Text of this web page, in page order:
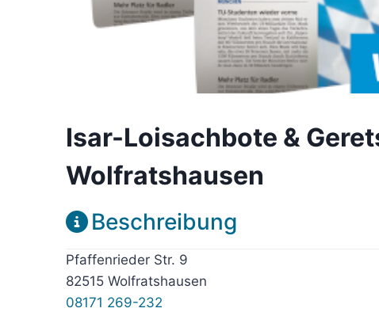
Isar-Loisachbote &
Wolfratshausen
Beschreibung
Pfaffenrieder Str. 9
82515 Wolfratshausen
08171 269-232